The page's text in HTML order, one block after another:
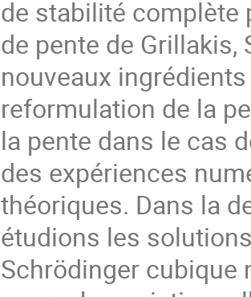
de stabilité complète
de pente de
nouveaux
reformulation de la
la pente dans le cas
des expériences
théoriques. Dans la
étudions les
Schrödinger cubique